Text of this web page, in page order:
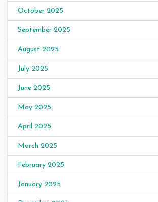
October 2025
September 2025
August 2025
July 2025
June 2025
May 2025
April 2025
March 2025
February 2025
January 2025